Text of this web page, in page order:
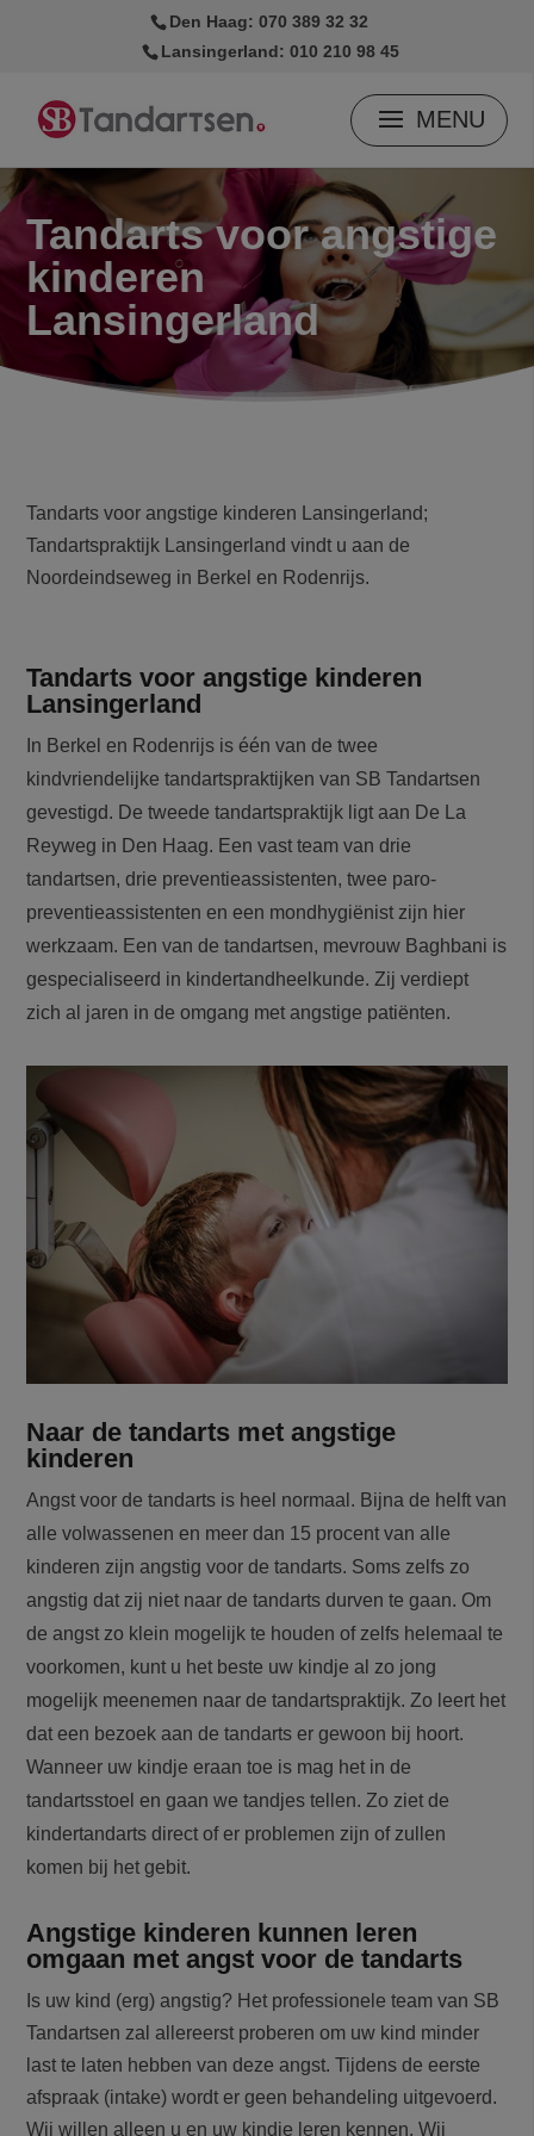
Den Haag: 070 389 32 32
Lansingerland: 010 210 98 45
Tandarts voor angstige
kinderen
Lansingerland
Tandarts voor angstige kinderen Lansingerland;
Tandartspraktijk Lansingerland vindt u aan de
Noordeindseweg in Berkel en Rodenrijs.
Tandarts voor angstige kinderen
Lansingerland
In Berkel en Rodenrijs is één van de twee
kindvriendelijke tandartspraktijken van SB Tandartsen
gevestigd. De tweede tandartspraktijk ligt aan De La
Reyweg in Den Haag. Een vast team van drie
tandartsen, drie preventieassistenten, twee paro-
preventieassistenten en een mondhygiënist zijn hier
werkzaam. Een van de tandartsen, mevrouw Baghbani is
gespecialiseerd in kindertandheelkunde. Zij verdiept
zich al jaren in de omgang met angstige patiënten.
Naar de tandarts met angstige
kinderen
Angst voor de tandarts is heel normaal. Bijna de helft van
alle volwassenen en meer dan 15 procent van alle
kinderen zijn angstig voor de tandarts. Soms zelfs zo
angstig dat zij niet naar de tandarts durven te gaan. Om
de angst zo klein mogelijk te houden of zelfs helemaal te
voorkomen, kunt u het beste uw kindje al zo jong
mogelijk meenemen naar de tandartspraktijk. Zo leert het
dat een bezoek aan de tandarts er gewoon bij hoort.
Wanneer uw kindje eraan toe is mag het in de
tandartsstoel en gaan we tandjes tellen. Zo ziet de
kindertandarts direct of er problemen zijn of zullen
komen bij het gebit.
Angstige kinderen kunnen leren
omgaan met angst voor de tandarts
Is uw kind (erg) angstig? Het professionele team van SB
Tandartsen zal allereerst proberen om uw kind minder
last te laten hebben van deze angst. Tijdens de eerste
afspraak (intake) wordt er geen behandeling uitgevoerd.
Wij willen alleen u en uw kindje leren kennen. Wij
modal-check